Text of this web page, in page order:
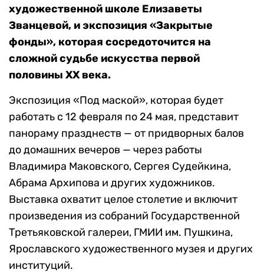
художественной школе Елизаветы
Званцевой, и экспозиция «Закрытые
фонды», которая сосредоточится на
сложной судьбе искусства первой
половины XX века.
Экспозиция «Под маской», которая будет
работать с 12 февраля по 24 мая, представит
панораму празднеств — от придворных балов
до домашних вечеров — через работы
Владимира Маковского, Сергея Судейкина,
Абрама Архипова и других художников.
Выставка охватит целое столетие и включит
произведения из собраний Государственной
Третьяковской галереи, ГМИИ им. Пушкина,
Ярославского художественного музея и других
институций.